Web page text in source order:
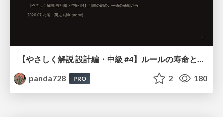
panda728
PRO 2 180